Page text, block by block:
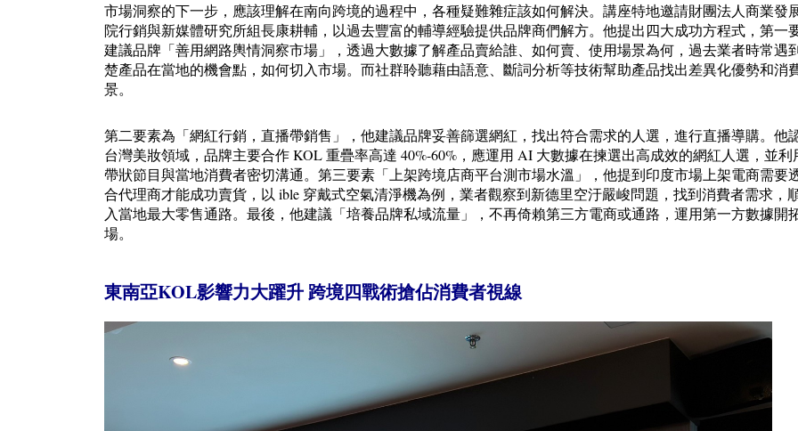
市場洞察的下一步，應該理解在南向跨境的過程中，各種疑難雜症該如何解決。講座特地邀請財團法人商業發
院行銷與新媒體研究所組長康耕輔，以過去豐富的輔導經驗提供品牌商們解方。他提出四大成功方程式，第一
建議品牌「善用網路輿情洞察市場」，透過大數據了解產品賣給誰、如何賣、使用場景為何，過去業者時常遇
楚產品在當地的機會點，如何切入市場。而社群聆聽藉由語意、斷詞分析等技術幫助產品找出差異化優勢和消
景。
第二要素為「網紅行銷，直播帶銷售」，他建議品牌妥善篩選網紅，找出符合需求的人選，進行直播導購。他
台灣美妝領域，品牌主要合作 KOL 重疊率高達 40%-60%，應運用 AI 大數據在揀選出高成效的網紅人選，並利
帶狀節目與當地消費者密切溝通。第三要素「上架跨境店商平台測市場水溫」，他提到印度市場上架電商需要
合代理商才能成功賣貨，以 ible 穿戴式空氣清淨機為例，業者觀察到新德里空汙嚴峻問題，找到消費者需求，
入當地最大零售通路。最後，他建議「培養品牌私域流量」，不再倚賴第三方電商或通路，運用第一方數據開
場。
東南亞KOL影響力大躍升 跨境四戰術搶佔消費者視線